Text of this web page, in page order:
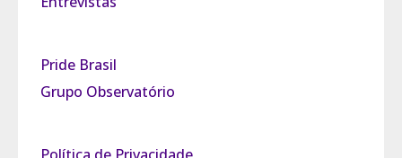
Pride Brasil
Grupo Observatório